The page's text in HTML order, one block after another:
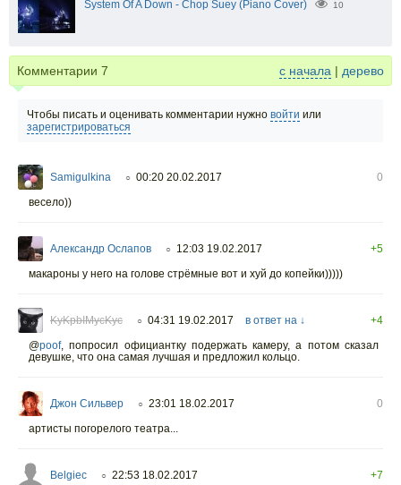
System Of A Down - Chop Suey (Piano Cover) 10
Комментарии 7 с начала | дерево
Чтобы писать и оценивать комментарии нужно войти или
зарегистрироваться
Samigulkina ○ 00:20 20.02.2017
0
весело))
Александр Ослапов ○ 12:03 19.02.2017
+5
макароны у него на голове стрёмные вот и хуй до копейки)))))
KyKpbIMycKyc ○ 04:31 19.02.2017 в ответ на ↓
+4
@poof,попросил официантку подержать камеру, а потом сказал
девушке, что она самая лучшая и предложил кольцо.
Джон Сильвер ○ 23:01 18.02.2017
0
артисты погорелого театра...
Belgiec ○ 22:53 18.02.2017
+7